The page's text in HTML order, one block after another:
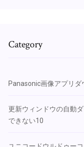
Category
Panasonic画像アプリ
更新ウィンドウの自動
できない10